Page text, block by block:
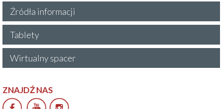
Źródła informacji
Tablety
Wirtualny spacer
ZNAJDŹ NAS